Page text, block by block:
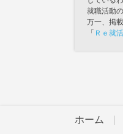
就職活動
万一、掲
「 Ｒｅ就
ホーム